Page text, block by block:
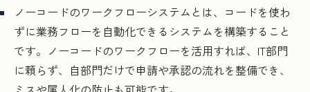
ノーコードのワークフローシステムとは、コードを使わ
ずに業務フローを自動化できるシステムを構築すること
です。ノーコードのワークフローを活用すれば、IT部門
に頼らず、自部門だけで申請や承認の流れを整備でき、